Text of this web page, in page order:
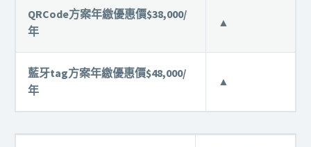
QRCode方案年繳優惠價$38,000/
年
▲
藍牙tag方案年繳優惠價$48,000/
年
▲